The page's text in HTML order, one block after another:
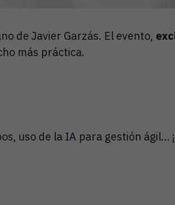
de Javier Garzás. El evento,
más práctica.
uso de la IA para gestión ágil…